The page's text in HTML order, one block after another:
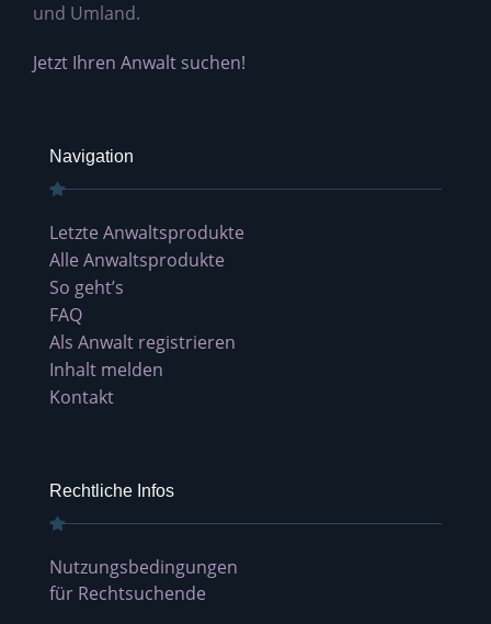
und Umland.
Jetzt Ihren Anwalt suchen!
Navigation
Letzte Anwaltsprodukte
Alle Anwaltsprodukte
So geht’s
FAQ
Als Anwalt registrieren
Inhalt melden
Kontakt
Rechtliche Infos
Nutzungsbedingungen
für Rechtsuchende